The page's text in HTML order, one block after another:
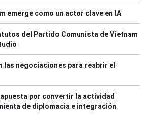
emerge como un actor clave en IA
del Partido Comunista de Vietnam
las negociaciones para reabrir el
por convertir la actividad
de diplomacia e integración